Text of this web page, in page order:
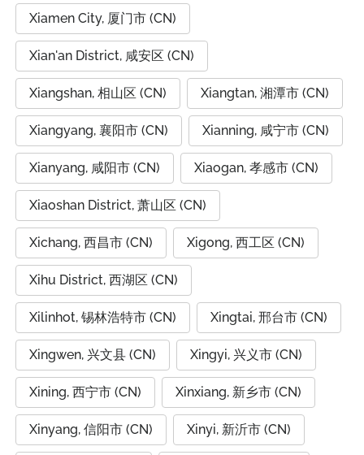
Xiamen City, 厦门市 (CN)
Xian'an District, 咸安区 (CN)
Xiangshan, 相山区 (CN) Xiangtan, 湘潭市 (CN)
Xiangyang, 襄阳市 (CN) Xianning, 咸宁市 (CN)
Xianyang, 咸阳市 (CN) Xiaogan, 孝感市 (CN)
Xiaoshan District, 萧山区 (CN)
Xichang, 西昌市 (CN) Xigong, 西工区 (CN)
Xihu District, 西湖区 (CN)
Xilinhot, 锡林浩特市 (CN) Xingtai, 邢台市 (CN)
Xingwen, 兴文县 (CN) Xingyi, 兴义市 (CN)
Xining, 西宁市 (CN) Xinxiang, 新乡市 (CN)
Xinyang, 信阳市 (CN) Xinyi, 新沂市 (CN)